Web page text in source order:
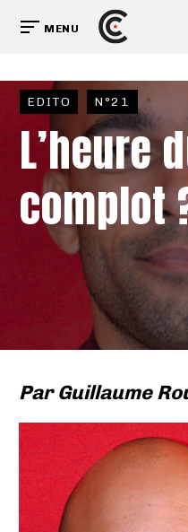
MENU
EDITO N°21
L’heure
complot
ParGuillaume